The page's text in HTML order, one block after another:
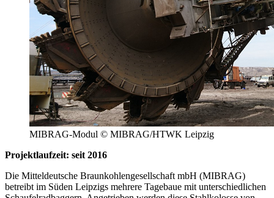
MIBRAG-Modul © MIBRAG/HTWK Leipzig
Projektlaufzeit: seit 2016
Die Mitteldeutsche Braunkohlengesellschaft mbH (MIBRAG)
betreibt im Süden Leipzigs mehrere Tagebaue mit unterschiedlichen